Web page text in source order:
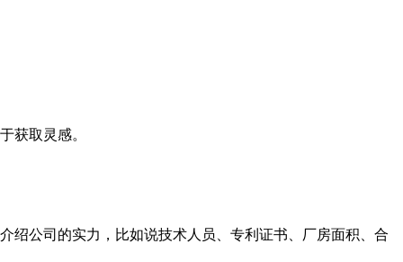
获取灵感。
公司的实力，比如说技术人员、专利证书、厂房面积、合